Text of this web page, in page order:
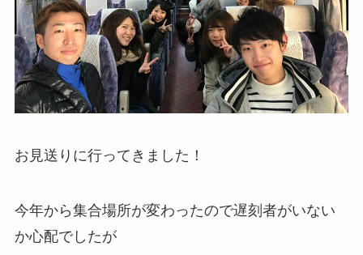
お見送りに行ってきました！
今年から集合場所が変わったので遅刻者がいない
か心配でしたが